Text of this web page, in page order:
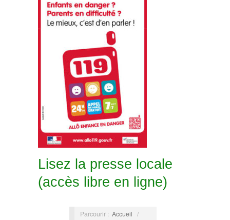
Lisez la presse locale
(accès libre en ligne)
Parcourir : Accueil /